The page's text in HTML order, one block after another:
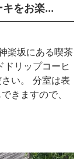
をお楽...
楽坂にある喫茶
ドリップコーヒ
い。 分室は表
きますので、